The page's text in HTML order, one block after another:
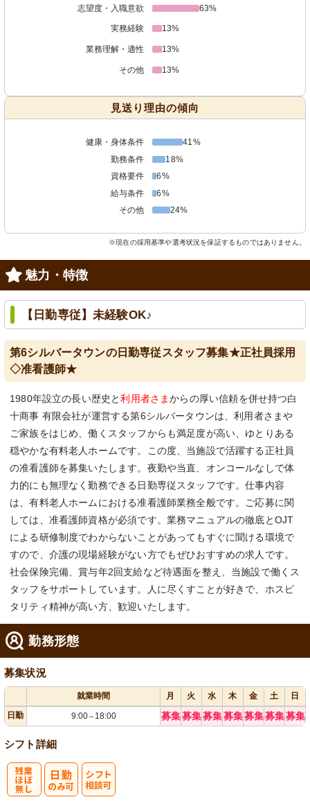
志望度・入職意欲 63%
実務経験 13%
業務理解・適性 13%
その他 13%
見送り理由の傾向
健康・身体条件
41%
勤務条件
18%
資格要件
6%
給与条件
6%
その他
24%
※現在の採用基準や選考状況を保証するものではありません。
魅力・特徴
【日勤専従】未経験OK♪
第6シルバータウンの日勤専従スタッフ募集★正社員採用
◇准看護師★
1980年設立の長い歴史と利用者さまからの厚い信頼を併せ持つ白
十商事 有限会社が運営する第6シルバータウンは、利用者さまや
ご家族をはじめ、働くスタッフからも満足度が高い、ゆとりある
穏やかな有料老人ホームです。この度、当施設で活躍する正社員
の准看護師を募集いたします。夜勤や当直、オンコールなしで体
力的にも無理なく勤務できる日勤専従スタッフです。仕事内容
は、有料老人ホームにおける准看護師業務全般です。ご応募に関
しては、准看護師資格が必須です。業務マニュアルの徹底とOJT
による研修制度でわからないことがあってもすぐに聞ける環境で
すので、介護の現場経験がない方でもぜひおすすめの求人です。
社会保険完備、賞与年2回支給など待遇面を整え、当施設で働くス
タッフをサポートしています。人に尽くすことが好きで、ホスピ
タリティ精神が高い方、歓迎いたします。
勤務形態
募集状況
就業時間 月 火 水 木 金 土
日
日勤
9:00～ 18:00 募集募集募集募集募集募集募集
シフト詳細